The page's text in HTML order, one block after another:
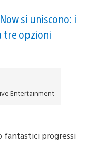
si uniscono: i
tre opzioni
Entertainment
fantastici progressi